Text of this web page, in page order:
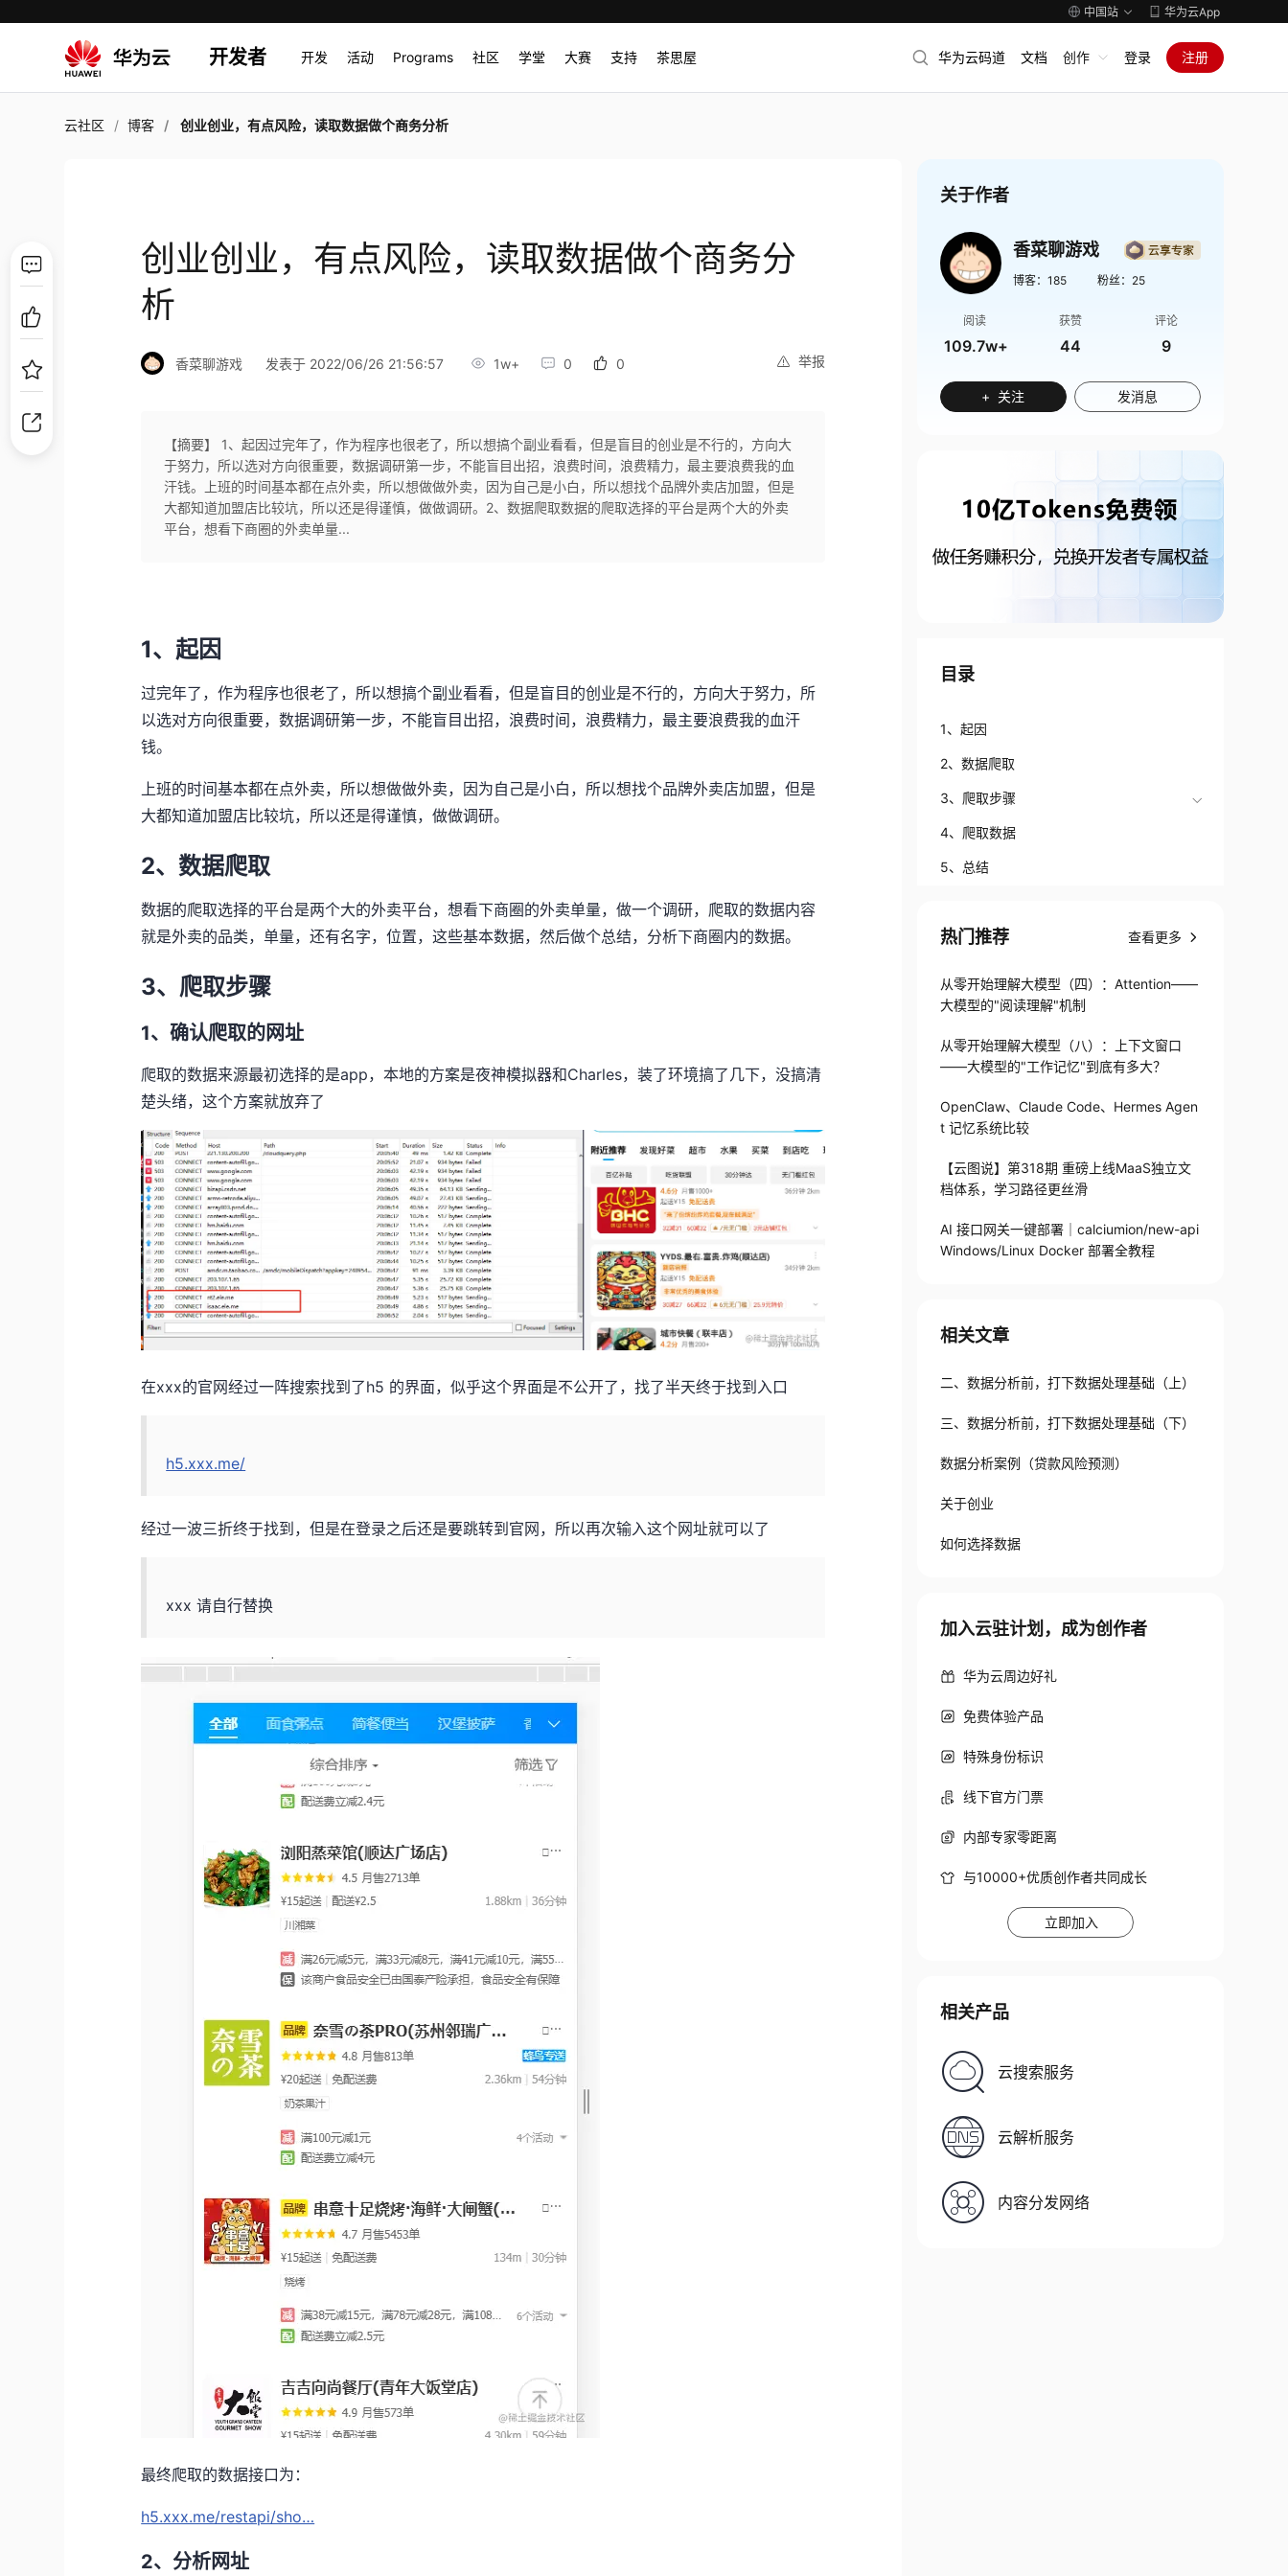
中国站 华为云App
开发者 开发 活动 Programs 社区 学堂 大赛 支持 茶思屋 华为云码道 文档 创作 登录 注册
云社区 博客 创业创业，有点风险，读取数据做个商务分析
创业创业，有点风险，读取数据做个商务分
析
举报
香菜聊游戏 发表于 2022/06/26 21:56:57 1w+ 0 0
【摘要】 1、起因过完年了，作为程序也很老了，所以想搞个副业看看，但是盲目的创业是不行的，方向大
于努力，所以选对方向很重要，数据调研第一步，不能盲目出招，浪费时间，浪费精力，最主要浪费我的血
汗钱。上班的时间基本都在点外卖，所以想做做外卖，因为自己是小白，所以想找个品牌外卖店加盟，但是
大都知道加盟店比较坑，所以还是得谨慎，做做调研。2、数据爬取数据的爬取选择的平台是两个大的外卖
平台，想看下商圈的外卖单量...
1、起因
过完年了，作为程序也很老了，所以想搞个副业看看，但是盲目的创业是不行的，方向大于努力，所
以选对方向很重要，数据调研第一步，不能盲目出招，浪费时间，浪费精力，最主要浪费我的血汗
钱。
上班的时间基本都在点外卖，所以想做做外卖，因为自己是小白，所以想找个品牌外卖店加盟，但是
大都知道加盟店比较坑，所以还是得谨慎，做做调研。
2、数据爬取
数据的爬取选择的平台是两个大的外卖平台，想看下商圈的外卖单量，做一个调研，爬取的数据内容
就是外卖的品类，单量，还有名字，位置，这些基本数据，然后做个总结，分析下商圈内的数据。
3、爬取步骤
1、确认爬取的网址
爬取的数据来源最初选择的是app，本地的方案是夜神模拟器和Charles，装了环境搞了几下，没搞清
楚头绪，这个方案就放弃了
在xxx的官网经过一阵搜索找到了h5 的界面，似乎这个界面是不公开了，找了半天终于找到入口
h5.xxx.me/
经过一波三折终于找到，但是在登录之后还是要跳转到官网，所以再次输入这个网址就可以了
xxx 请自行替换
最终爬取的数据接口为：
h5.xxx.me/restapi/sho…
2、分析网址
关于作者
香菜聊游戏
博客： 185 粉丝： 25
阅读
109.7w+
获赞
44
评论
9
+ 关注 发消息
目录
1、起因
2、数据爬取
3、爬取步骤
4、爬取数据
5、总结
热门推荐 查看更多
从零开始理解大模型（四）：Attention——
大模型的"阅读理解"机制
从零开始理解大模型（八）：上下文窗口
——大模型的"工作记忆"到底有多大？
OpenClaw、Claude Code、Hermes Agen
t 记忆系统比较
【云图说】第318期 重磅上线MaaS独立文
档体系，学习路径更丝滑
AI 接口网关一键部署｜calciumion/new-api
Windows/Linux Docker 部署全教程
相关文章
二、数据分析前，打下数据处理基础（上）
三、数据分析前，打下数据处理基础（下）
数据分析案例（贷款风险预测）
关于创业
如何选择数据
加入云驻计划，成为创作者
华为云周边好礼
免费体验产品
特殊身份标识
线下官方门票
内部专家零距离
与10000+优质创作者共同成长
立即加入
相关产品
云搜索服务
云解析服务
内容分发网络